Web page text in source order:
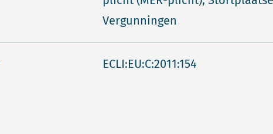
Vergunningen
ECLI:EU:C:2011:154